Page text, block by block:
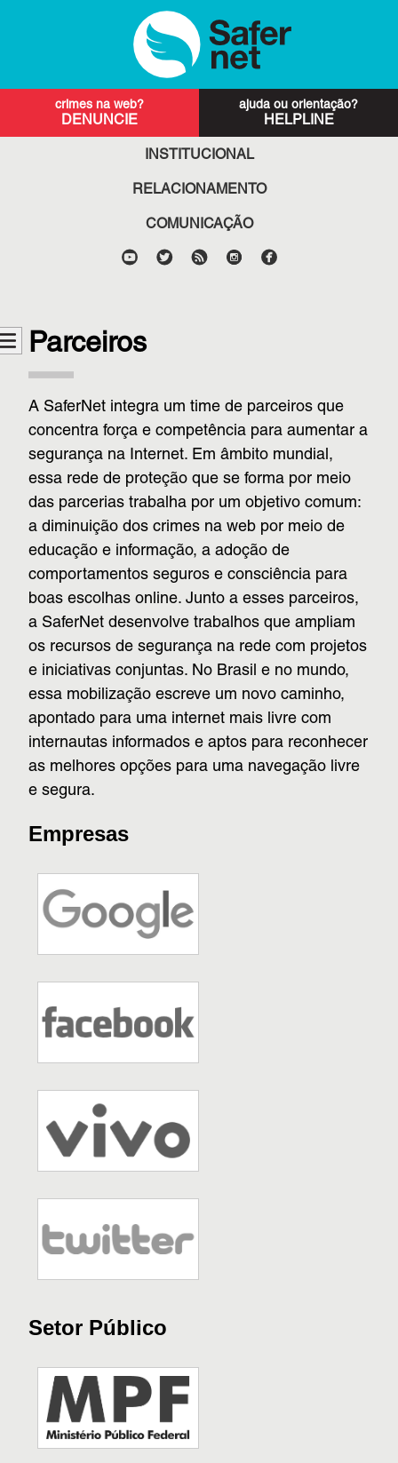
DENUNCIE HELPLINE
INSTITUCIONAL
RELACIONAMENTO
COMUNICAÇÃO
Parceiros
A SaferNet integra um time de parceiros que
concentra força e competência para aumentar a
segurança na Internet. Em âmbito mundial,
essa rede de proteção que se forma por meio
das parcerias trabalha por um objetivo comum:
a diminuição dos crimes na web por meio de
educação e informação, a adoção de
comportamentos seguros e consciência para
boas escolhas online. Junto a esses parceiros,
a SaferNet desenvolve trabalhos que ampliam
os recursos de segurança na rede com projetos
e iniciativas conjuntas. No Brasil e no mundo,
essa mobilização escreve um novo caminho,
apontado para uma internet mais livre com
internautas informados e aptos para reconhecer
as melhores opções para uma navegação livre
e segura.
Empresas
Setor Público